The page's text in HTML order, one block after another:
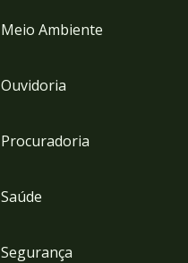
Meio Ambiente
Ouvidoria
Procuradoria
Saúde
Segurança